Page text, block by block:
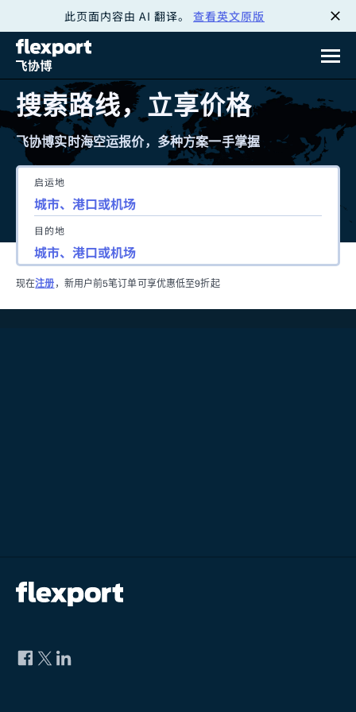
此页面内容由 AI 翻译。 查看英文原版
搜索路线，立享价格
飞协博实时海空运报价，多种方案一手掌握
启运地
目的地
现在注册 ，新用户前5笔订单可享优惠低至9折起